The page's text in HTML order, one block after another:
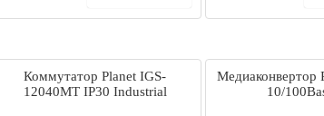
Коммутатор Planet IGS-
12040MT IP30 Industrial
Медиаконвертор
10/